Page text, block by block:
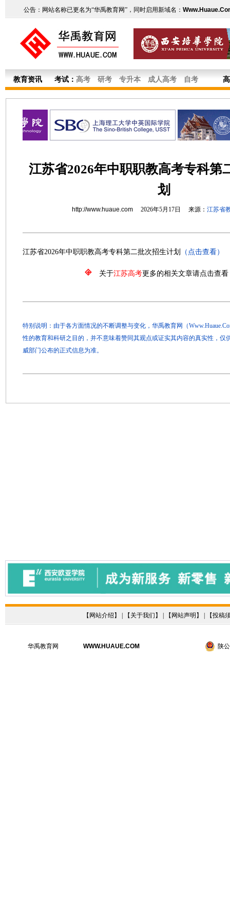
公告：网站名称已更名为“华禹教育网”，同时启用新域名：
教育资讯 考试： 高考 研考 专升本 成人高考 自考
江苏省2026年中职职教高考专科第
划
http://www.huaue.com2026年5月17日 来源： 江苏省
江苏省2026年中职职教高考专科第二批次招生计划 （点击查看）
关于江苏高考更多的相关文章请点击查看
特别说明：由于各方面情况的不断调整与变化，华禹教育网（
性的教育和科研之目的，并不意味着赞同其观点或证实其内容的真实性，仅
威部门公布的正式信息为准。
【 网站介绍 】 | 【 关于我们 】 | 【 网站声明 】 | 【投稿
华禹教育网 WWW.HUAUE.COM 陕